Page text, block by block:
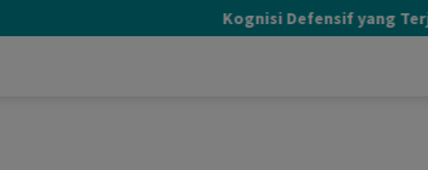
Kognisi Defensif yang